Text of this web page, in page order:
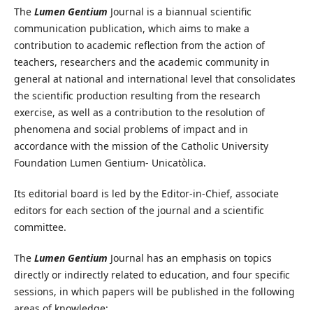
The Lumen Gentium Journal is a biannual scientific
communication publication, which aims to make a
contribution to academic reflection from the action of
teachers, researchers and the academic community in
general at national and international level that consolidates
the scientific production resulting from the research
exercise, as well as a contribution to the resolution of
phenomena and social problems of impact and in
accordance with the mission of the Catholic University
Foundation Lumen Gentium- Unicatòlica.
Its editorial board is led by the Editor-in-Chief, associate
editors for each section of the journal and a scientific
committee.
The Lumen Gentium Journal has an emphasis on topics
directly or indirectly related to education, and four specific
sessions, in which papers will be published in the following